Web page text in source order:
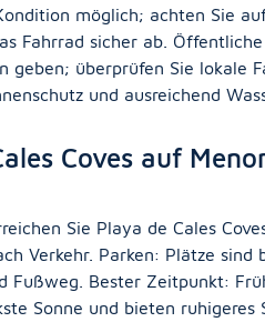
möglich; achten Sie
Fahrrad sicher ab.
geben; überprüfen Sie lokale
und ausreichend
Coves auf
Sie Playa de Cales
Verkehr. Parken: Plätze sind
Fußweg. Bester Zeitpunkt:
Sonne und bieten ruhigeres